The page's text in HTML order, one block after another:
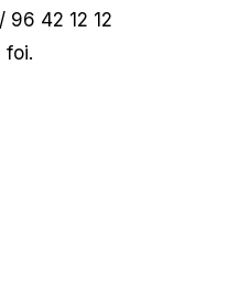
96 42 12 12
foi.